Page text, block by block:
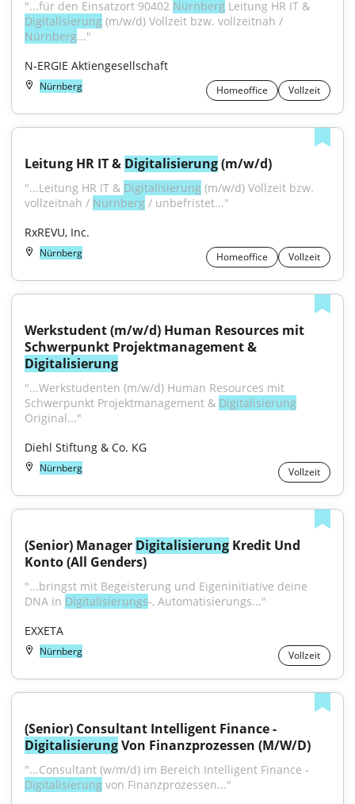
"...für den Einsatzort 90402 Nürnberg
Digitalisierung
Nürnberg..."
N-ERGIE Aktiengesellschaft
Nürnberg Homeoffice Vollzeit
Leitung HR IT & Digitalisierung (m/w/d)
"...Leitung HR IT & Digitalisierung (m/w/d) Vollzeit bzw.
vollzeitnah / Nürnberg / unbefristet..."
RxREVU, Inc.
Nürnberg Homeoffice Vollzeit
Werkstudent (m/w/d) Human Resources mit
Digitalisierung
"...Werkstudenten (m/w/d) Human Resources mit
Schwerpunkt Projektmanagement & Digitalisierung
Original..."
Diehl Stiftung & Co. KG
Nürnberg Vollzeit
(Senior) Manager Digitalisierung Kredit Und
Konto (All Genders)
"...bringst mit Begeisterung und Eigeninitiative deine
DNA in Digitalisierungs-, Automatisierungs..."
EXXETA
Nürnberg Vollzeit
Digitalisierung Von Finanzprozessen (M/W/D)
Digitalisierung von Finanzprozessen..."